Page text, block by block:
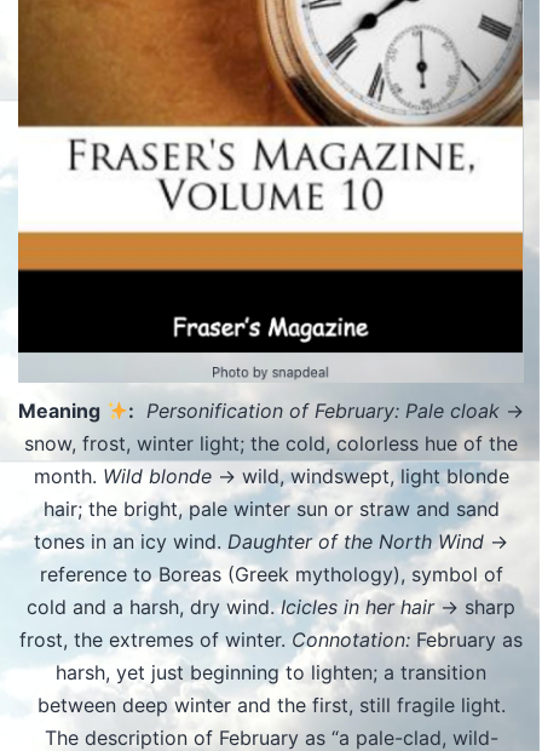
Meaning : Personification of February: Pale cloak→
snow, frost, winter light; the cold, colorless hue of the
month. Wild blonde→ wild, windswept, light blonde
hair; the bright, pale winter sun or straw and sand
tones in an icy wind. Daughter of the North Wind →
reference to Boreas (Greek mythology), symbol of
cold and a harsh, dry wind.Icicles in her hair→ sharp
frost, the extremes of winter. Connotation: February as
harsh, yet just beginning to lighten; a transition
between deep winter and the first, still fragile light.
The description of February as “a pale-clad, wild-